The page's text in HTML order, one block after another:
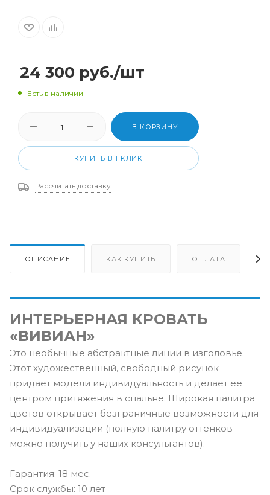
24 300 руб./шт
Есть в наличии
В КОРЗИНУ
КУПИТЬ В 1 КЛИК
Рассчитать доставку
ОПИСАНИЕ КАК КУПИТЬ ОПЛАТА
ИНТЕРЬЕРНАЯ КРОВАТЬ
«ВИВИАН»
Это необычные абстрактные линии в изголовье.
Этот художественный, свободный рисунок
придаёт модели индивидуальность и делает её
центром притяжения в спальне. Широкая палитра
цветов открывает безграничные возможности для
индивидуализации (полную палитру оттенков
можно получить у наших консультантов).
Гарантия: 18 мес.
Срок службы: 10 лет